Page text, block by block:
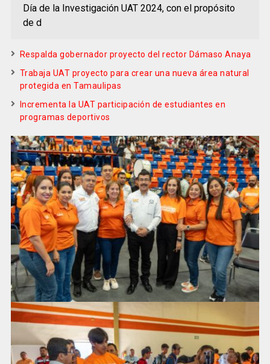
Día de la Investigación UAT 2024, con el propósito
de d
Respalda gobernador proyecto del rector Dámaso Anaya
Trabaja UAT proyecto para crear una nueva área natural
protegida en Tamaulipas
Incrementa la UAT participación de estudiantes en
programas deportivos